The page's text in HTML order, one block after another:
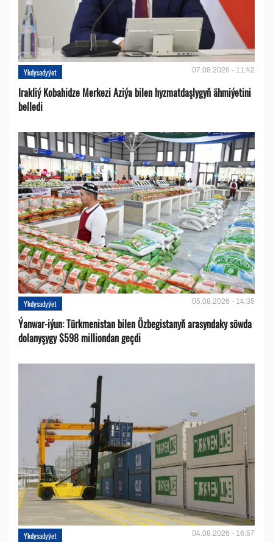
Ykdysadyýet 07.08.2026 - 11:42
Irakliý Kobahidze Merkezi Aziýa bilen hyzmatdaşlygyň ähmiýetini
belledi
Ykdysadyýet 05.08.2026 - 14:35
Ýanwar-iýun: Türkmenistan bilen Özbegistanyň arasyndaky söwda
dolanyşygy $598 milliondan geçdi
Ykdysadyýet 04.08.2026 - 16:57